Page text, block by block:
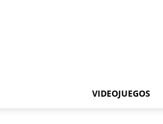
VIDEOJUEGOS